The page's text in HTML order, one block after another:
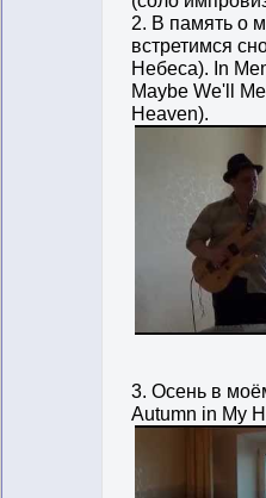
2. В память о
встретимся
Небеса). In
Maybe We'll
Heaven).
3. Осень в
Autumn in My